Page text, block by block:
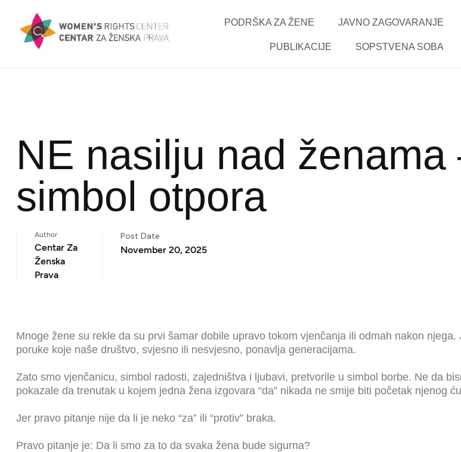
PODRŠKA ZA ŽENE JAVNO ZAGOVARANJE
PUBLIKACIJE SOPSTVENA SOBA
NE nasilju nad
simbol otpora
Author
Centar Za
Ženska
Prava
Post Date
November 20, 2025
Mnoge žene su rekle da su prvi šamar dobile upravo tokom vjenčanja ili odmah nakon njega.
poruke koje naše društvo, svjesno ili nesvjesno, ponavlja generacijama.
Zato smo vjenčanicu, simbol radosti, zajedništva i ljubavi, pretvorile u simbol borbe. Ne da
pokazale da trenutak u kojem jedna žena izgovara “da” nikada ne smije biti početak njenog
Jer pravo pitanje nije da li je neko “za” ili “protiv” braka.
Pravo pitanje je: Da li smo za to da svaka žena bude sigurna?